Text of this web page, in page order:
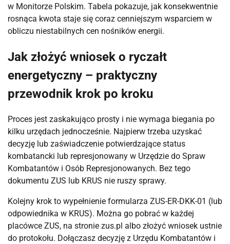
w Monitorze Polskim. Tabela pokazuje, jak konsekwentnie
rosnąca kwota staje się coraz cenniejszym wsparciem w
obliczu niestabilnych cen nośników energii.
Jak złożyć wniosek o ryczałt
energetyczny – praktyczny
przewodnik krok po kroku
Proces jest zaskakująco prosty i nie wymaga biegania po
kilku urzędach jednocześnie. Najpierw trzeba uzyskać
decyzję lub zaświadczenie potwierdzające status
kombatancki lub represjonowany w Urzędzie do Spraw
Kombatantów i Osób Represjonowanych. Bez tego
dokumentu ZUS lub KRUS nie ruszy sprawy.
Kolejny krok to wypełnienie formularza ZUS-ER-DKK-01 (lub
odpowiednika w KRUS). Można go pobrać w każdej
placówce ZUS, na stronie zus.pl albo złożyć wniosek ustnie
do protokołu. Dołączasz decyzję z Urzędu Kombatantów i